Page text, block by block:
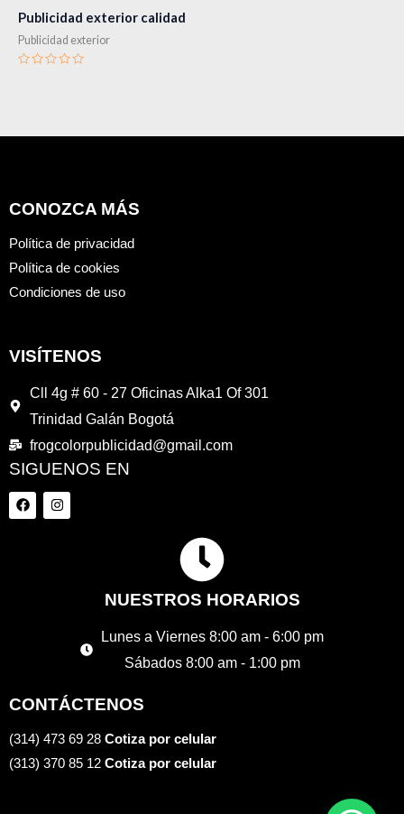
Publicidad exterior calidad
Publicidad exterior
CONTÁCTENOS
(314) 473 69 28 Cotiza por celular
(313) 370 85 12 Cotiza por celular
NUESTROS HORARIOS
Lunes a Viernes 8:00 am - 6:00 pm
Sábados 8:00 am - 1:00 pm
VISÍTENOS
Cll 4g # 60 - 27 Oficinas Alka1 Of 301
Trinidad Galán Bogotá
frogcolorpublicidad@gmail.com
SIGUENOS EN
F
a
c
I
n
s
CONOZCA MÁS
Política de privacidad
Política de cookies
Condiciones de uso